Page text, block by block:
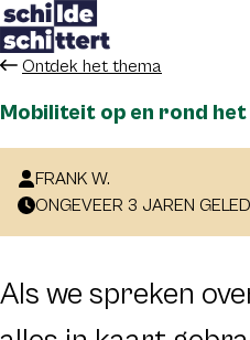
Ontdek het thema
Mobiliteit op en rond het
FRANK W.
ONGEVEER 3 JAREN
Als we spreken